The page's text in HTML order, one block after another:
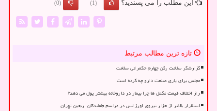
این مطلب را می پسندید؟ (1)
(0)
تازه ترین مطالب مرتبط
گزارشگر سلامت رکن چهارم حکمرانی سلامت
مجلس برای یاری صنعت دارو چه کرده است
راز اختلاف قیمت مکمل ها چرا بیمار در داروخانه بیشتر پول می دهد؟
استقرار بالاتر از هزار نیروی اورژانس در مراسم جاماندگان اربعین تهران